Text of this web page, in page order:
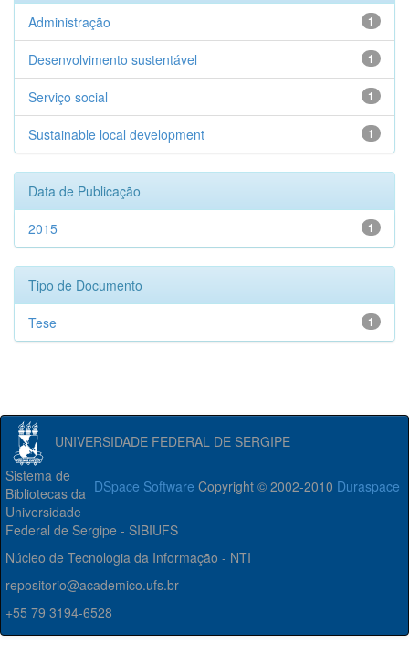
1
Administração
1
Desenvolvimento sustentável
1
Serviço social
1
Sustainable local development
Data de Publicação
1
2015
Tipo de Documento
1
Tese
UNIVERSIDADE FEDERAL DE SERGIPE
DSpace Software Copyright © 2002-2010 Duraspace
Sistema de
Bibliotecas da
Universidade
Federal de Sergipe - SIBIUFS
Núcleo de Tecnologia da Informação - NTI
repositorio@academico.ufs.br
+55 79 3194-6528